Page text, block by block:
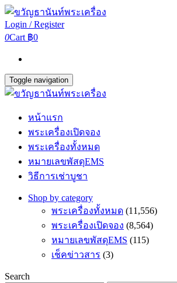
Login / Register
0Cart ฿0
Toggle navigation
หน้าแรก
พระเครื่องเปิดจอง
พระเครื่องทั้งหมด
หมายเลขพัสดุEMS
วิธีการเช่าบูชา
Shop by category
พระเครื่องทั้งหมด (11,556)
พระเครื่องเปิดจอง (8,564)
หมายเลขพัสดุEMS (115)
เช็คข่าวสาร (3)
Search